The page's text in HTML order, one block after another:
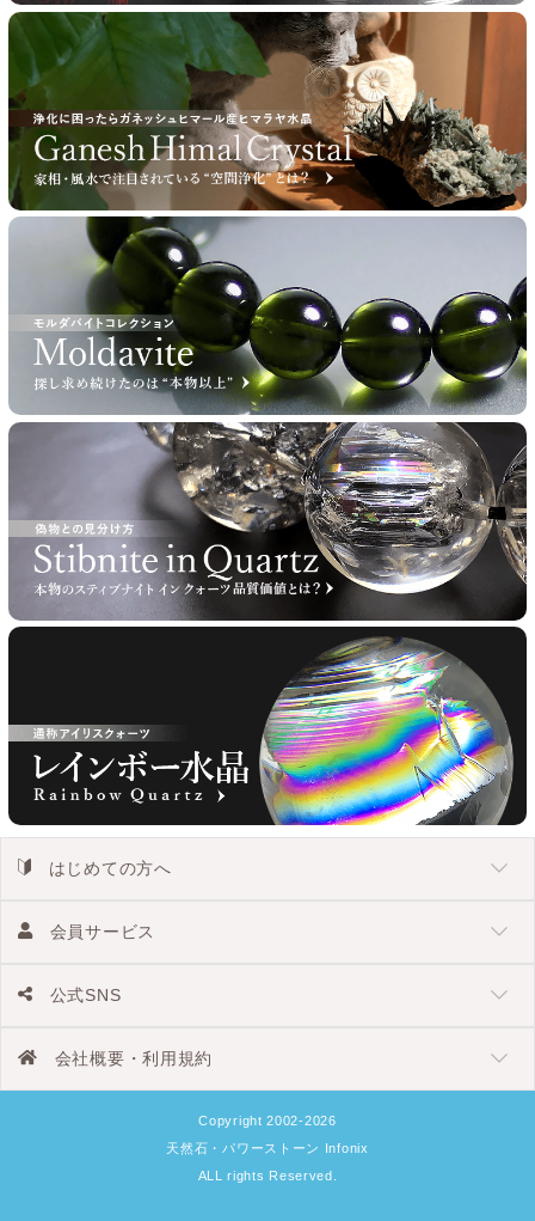
はじめての方へ
会員サービス
公式SNS
会社概要・利用規約
Copyright 2002-2026
天然石・パワーストーン Infonix
ALL rights Reserved.